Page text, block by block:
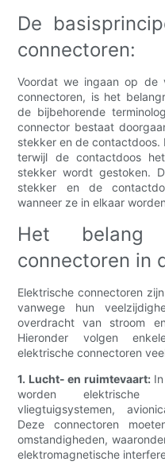
De
connectoren:
Voordat we ingaan op de
connectoren, is het
de bijbehorende
connector bestaat
stekker en de contactdoos.
terwijl de contactdoos
stekker wordt gestoken.
stekker en de
wanneer ze in elkaar
Het belang
connectoren in
Elektrische connectoren
vanwege hun
overdracht van stroom
Hieronder volgen
elektrische connectoren
1. Lucht- en ruimtevaart:In
worden elektrische
vliegtuigsystemen,
Deze connectoren
omstandigheden,
elektromagnetische